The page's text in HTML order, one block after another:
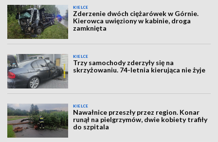
KIELCE
Zderzenie dwóch ciężarówek w Górnie.
Kierowca uwięziony w kabinie, droga
zamknięta
KIELCE
Trzy samochody zderzyły się na
skrzyżowaniu. 74-letnia kierująca nie żyje
KIELCE
Nawałnice przeszły przez region. Konar
runął na pielgrzymów, dwie kobiety trafiły
do szpitala